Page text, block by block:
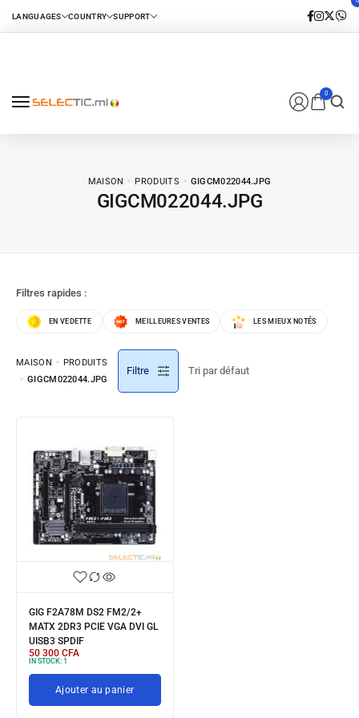
0
MAISON PRODUITS GIGCM022044.JPG
GIGCM022044.JPG
Filtres rapides :
EN VEDETTE MEILLEURES VENTES LES MIEUX NOTÉS
MAISON
PRODUITS
GIGCM022044.JPG
Filtre
GIG F2A78M DS2 FM2/2+
MATX 2DR3 PCIE VGA DVI GL
UISB3 SPDIF
50 300 CFA
IN STOCK: 1
Ajouter au panier